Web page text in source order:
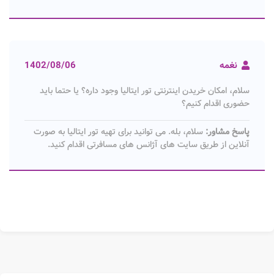
نغمه 1402/08/06
سلام، امکان خریدن اینترنتی تور ایتالیا وجود داره؟ یا حتما باید
حضوری اقدام کنیم؟
پاسخ مشاور: سلام، بله. می توانید برای تهیه تور ایتالیا به صورت
آنلاین از طریق سایت های آژانس های مسافرتی اقدام کنید.